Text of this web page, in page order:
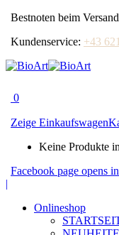
Bestnoten beim
Kundenservice: +43
0
Zeige Einkaufswagen
Keine Produkte
Facebook page opens
|
Onlineshop